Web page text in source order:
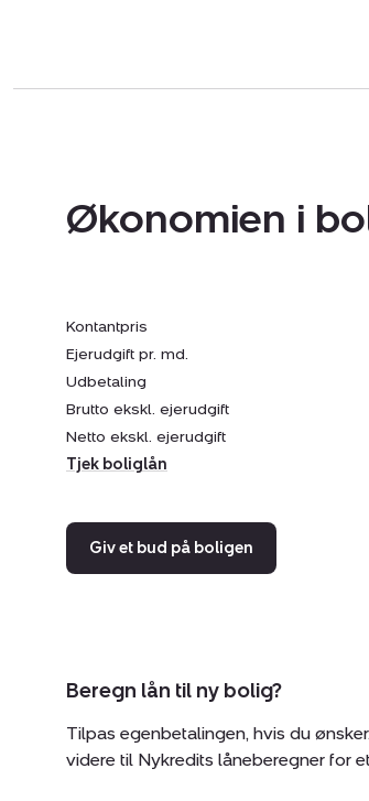
Økonomien i
Kontantpris
Ejerudgift pr. md.
Udbetaling
Brutto ekskl. ejerudgift
Netto ekskl. ejerudgift
Tjek boliglån
Giv et bud på boligen
Beregn lån til ny bolig?
Tilpas egenbetalingen, hvis du
videre til Nykredits låneberegner for